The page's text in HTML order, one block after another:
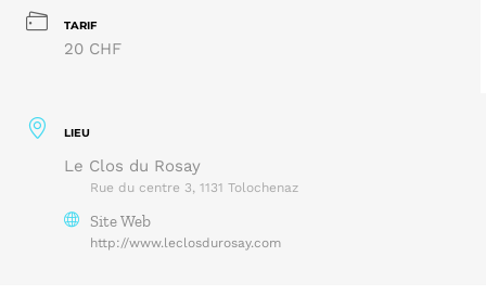
TARIF
20 CHF
LIEU
Le Clos du Rosay
Rue du centre 3, 1131 Tolochenaz
Site Web
http://www.leclosdurosay.com